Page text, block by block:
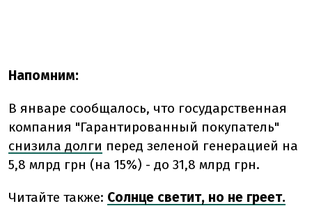
Напомним:
В январе сообщалось, что государственная
компания "Гарантированный покупатель"
снизила долги перед зеленой генерацией на
5,8 млрд грн (на 15%) - до 31,8 млрд грн.
Читайте также: Солнце светит, но не греет.